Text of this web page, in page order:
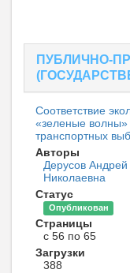
ПУБЛИЧНО-
Соответствие
«зеленые волны»
транспортных
Авторы
Дерусов Андрей
Николаевна
Статус
Опубликован
Страницы
с 56 по 65
Загрузки
388